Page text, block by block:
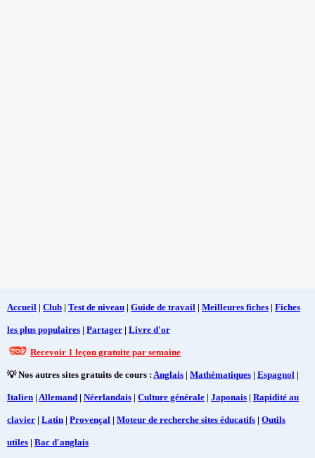
Accueil | Club | Test de niveau | Guide de travail | Meilleures fiches | Fiches
les plus populaires | Partager | Livre d'or
Recevoir 1 leçon gratuite par semaine
💡 Nos autres sites gratuits de cours : Anglais | Mathématiques | Espagnol |
Italien | Allemand | Néerlandais | Culture générale | Japonais | Rapidité au
clavier | Latin | Provençal | Moteur de recherche sites éducatifs | Outils
utiles | Bac d'anglais